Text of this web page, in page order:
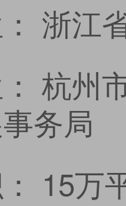
浙江
杭州
务局
15万